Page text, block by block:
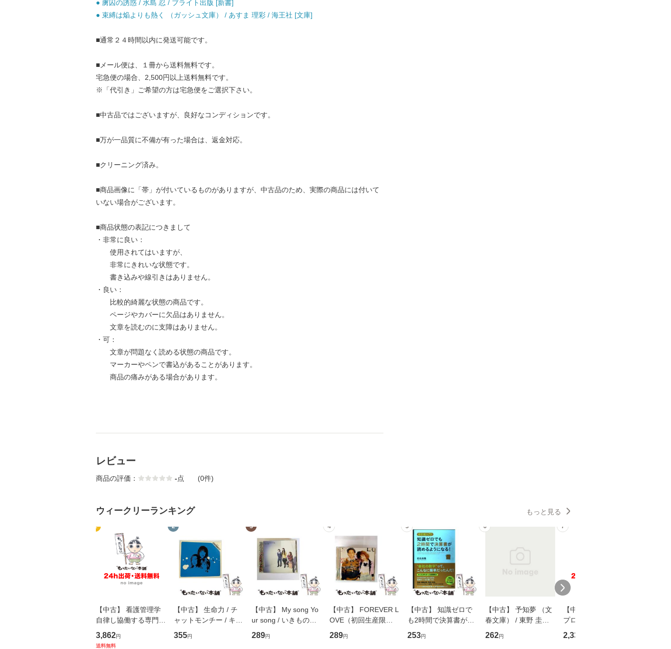
● 虜囚の誘惑 / 水島 忍 / ブライト出版 [新書]
● 束縛は焔よりも熱く （ガッシュ文庫） / あすま 理彩 / 海王社 [文庫]
■通常２４時間以内に発送可能です。
■メール便は、１冊から送料無料です。
宅急便の場合、2,500円以上送料無料です。
※「代引き」ご希望の方は宅急便をご選択下さい。
■中古品ではございますが、良好なコンディションです。
■万が一品質に不備が有った場合は、返金対応。
■クリーニング済み。
■商品画像に「帯」が付いているものがありますが、中古品のため、実際の商品には付いて
いない場合がございます。
■商品状態の表記につきまして
・非常に良い：
使用されてはいますが、
非常にきれいな状態です。
書き込みや線引きはありません。
・良い：
比較的綺麗な状態の商品です。
ページやカバーに欠品はありません。
文章を読むのに支障はありません。
・可：
文章が問題なく読める状態の商品です。
マーカーやペンで書込があることがあります。
商品の痛みがある場合があります。
レビュー
商品の評価： -点 (0件)
ウィークリーランキング もっと見る
1
【中古】 看護管理学
自律し協働する専門職
の看護マネジメントス
キル 改訂第3版 (看護
3,862円
送料無料
2
【中古】 生命力 / チ
ャットモンチー / キュ
ーンレコード [CD]
【メール便送料無料】
355円
3
【中古】 My song Yo
ur song / いきものが
かり / [CD]【メール便
送料無料】
289円
4
【中古】 FOREVER L
OVE（初回生産限定
盤） / 清水翔太×加藤
ミリヤ / [CD]【メール
289円
5
【中古】 知識ゼロで
も2時間で決算書が読
めるようになる！ 会
計超入門！ / 佐伯 良
253円
6
【中古】 予知夢 （文
春文庫） / 東野 圭吾 /
文藝春秋 [文庫]【メー
ル便送料無料】
262円
7
【中古】 野ブタ。を
プロデュース [DVD-B
OX] / バップ [DVD]
【メール便送料無料】
2,335